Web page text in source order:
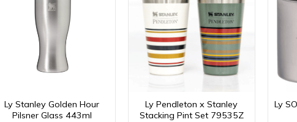
Ly Stanley Golden Hour
Pilsner Glass 443ml
Ly Pendleton x Stanley
Stacking Pint Set 79535Z
Ly